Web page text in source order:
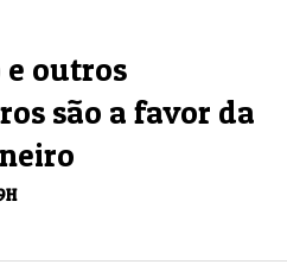
outros
são a favor da